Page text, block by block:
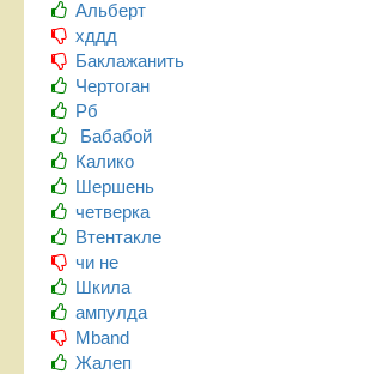
Альберт
хддд
Баклажанить
Чертоган
Рб
Бабабой
Калико
Шершень
четверка
Втентакле
чи не
Шкила
ампулда
Mband
Жалеп